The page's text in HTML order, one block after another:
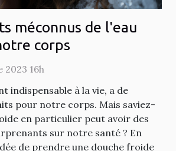
méconnus de l'eau
corps
2023 16h
indispensable à la vie, a de
pour notre corps. Mais saviez-
en particulier peut avoir des
sur notre santé ? En
de prendre une douche froide